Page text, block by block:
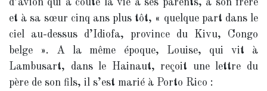
et à sa sœur cinq ans plus tôt, « quelque part dans le
ciel au-dessus d’Idiofa, province du Kivu, Congo
belge ». A la même époque, Louise, qui vit à
Lambusart, dans le Hainaut, reçoit une lettre du
père de son fils, il s’est marié à Porto Rico :